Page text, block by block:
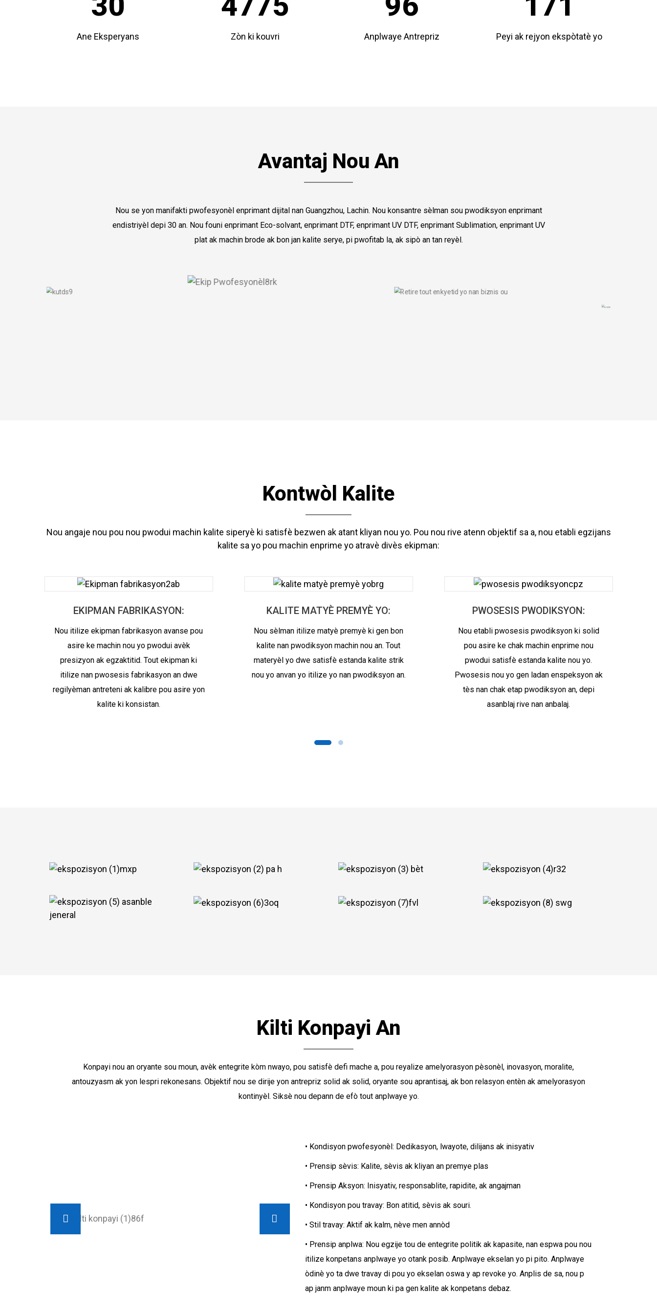
Ane Eksperyans Zòn ki kouvri Anplwaye Antrepriz Peyi ak rejyon ekspòtatè yo
Avantaj Nou An
Nou se yon manifakti pwofesyonèl enprimant dijital nan Guangzhou, Lachin. Nou konsantre sèlman sou pwodiksyon enprimant
endistriyèl depi 30 an. Nou founi enprimant Eco-solvant, enprimant DTF, enprimant UV DTF, enprimant Sublimation, enprimant UV
plat ak machin brode ak bon jan kalite serye, pi pwofitab la, ak sipò an tan reyèl.
Kontwòl Kalite
Nou angaje nou pou nou pwodui machin kalite siperyè ki satisfè bezwen ak atant kliyan nou yo. Pou nou rive atenn objektif sa a, nou etabli egzijans
kalite sa yo pou machin enprime yo atravè divès ekipman:
EKIPMAN FABRIKASYON:
Nou itilize ekipman fabrikasyon avanse pou
asire ke machin nou yo pwodui avèk
presizyon ak egzaktitid. Tout ekipman ki
itilize nan pwosesis fabrikasyon an dwe
regilyèman antreteni ak kalibre pou asire yon
kalite ki konsistan.
KALITE MATYÈ PREMYÈ YO:
Nou sèlman itilize matyè premyè ki gen bon
kalite nan pwodiksyon machin nou an. Tout
materyèl yo dwe satisfè estanda kalite strik
nou yo anvan yo itilize yo nan pwodiksyon an.
PWOSESIS PWODIKSYON:
Nou etabli pwosesis pwodiksyon ki solid
pou asire ke chak machin enprime nou
pwodui satisfè estanda kalite nou yo.
Pwosesis nou yo gen ladan enspeksyon ak
tès nan chak etap pwodiksyon an, depi
asanblaj rive nan anbalaj.
Kilti Konpayi An
Konpayi nou an oryante sou moun, avèk entegrite kòm nwayo, pou satisfè defi mache a, pou reyalize amelyorasyon pèsonèl, inovasyon, moralite,
antouzyasm ak yon lespri rekonesans. Objektif nou se dirije yon antrepriz solid ak solid, oryante sou aprantisaj, ak bon relasyon entèn ak amelyorasyon
kontinyèl. Siksè nou depann de efò tout anplwaye yo.
• Kondisyon pwofesyonèl: Dedikasyon, lwayote, dilijans ak inisyativ
• Prensip sèvis: Kalite, sèvis ak kliyan an premye plas
• Prensip Aksyon: Inisyativ, responsablite, rapidite, ak angajman
• Kondisyon pou travay: Bon atitid, sèvis ak souri.
• Stil travay: Aktif ak kalm, nève men annòd
• Prensip anplwa: Nou egzije tou de entegrite politik ak kapasite, nan espwa pou nou
itilize konpetans anplwaye yo otank posib. Anplwaye ekselan yo pi pito. Anplwaye
òdinè yo ta dwe travay di pou yo ekselan oswa y ap revoke yo. Anplis de sa, nou p
ap janm anplwaye moun ki pa gen kalite ak konpetans debaz.